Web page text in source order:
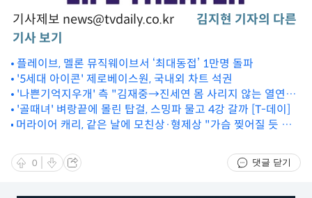
기사제보 news@tvdaily.co.kr 김지현 기자의 다른
기사 보기
플레이브, 멜론 뮤직웨이브서 ‘최대동접’ 1만명 돌파
'5세대 아이콘' 제로베이스원, 국내외 차트 석권
'나쁜기억지우개' 측 "김재중→진세연 몸 사리지 않는 열연에
감동"
'골때녀' 벼랑끝에 몰린 탑걸, 스밍파 물고 4강 갈까 [T-데이]
머라이어 캐리, 같은 날에 모친상·형제상 "가슴 찢어질 듯 아
0 댓글 닫기